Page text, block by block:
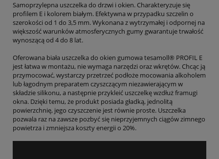
Samoprzylepna uszczelka do drzwi i okien. Charakteryzuje się
profilem E i kolorem białym. Efektywna w przypadku szczelin o
szerokości od 1 do 3,5 mm. Wykonana z wytrzymałej i odpornej na
większość warunków atmosferycznych gumy gwarantuje trwałość
wynoszącą od 4 do 8 lat.
Oferowana biała uszczelka do okien gumowa tesamoll® PROFIL E
jest łatwa w montażu, nie wymaga narzędzi oraz wkrętów. Chcąc ją
przymocować, wystarczy przetrzeć podłoże mocowania alkoholem
lub łagodnym preparatem czyszczącym niezawierającym w
składzie silikonu, a następnie przykleić uszczelkę wzdłuż framugi
okna. Dzięki temu, że produkt posiada gładką, jednolitą
powierzchnię, jego czyszczenie jest równie proste. Uszczelka
pozwala raz na zawsze pozbyć się nieprzyjemnych ciągów zimnego
powietrza i zmniejsza koszty energii o 20%.